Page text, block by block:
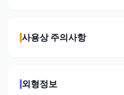
사용상 주의사항
외형정보